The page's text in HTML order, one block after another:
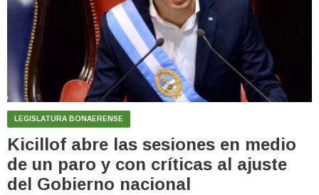
LEGISLATURA BONAERENSE
Kicillof abre las sesiones en medio
de un paro y con críticas al ajuste
del Gobierno nacional